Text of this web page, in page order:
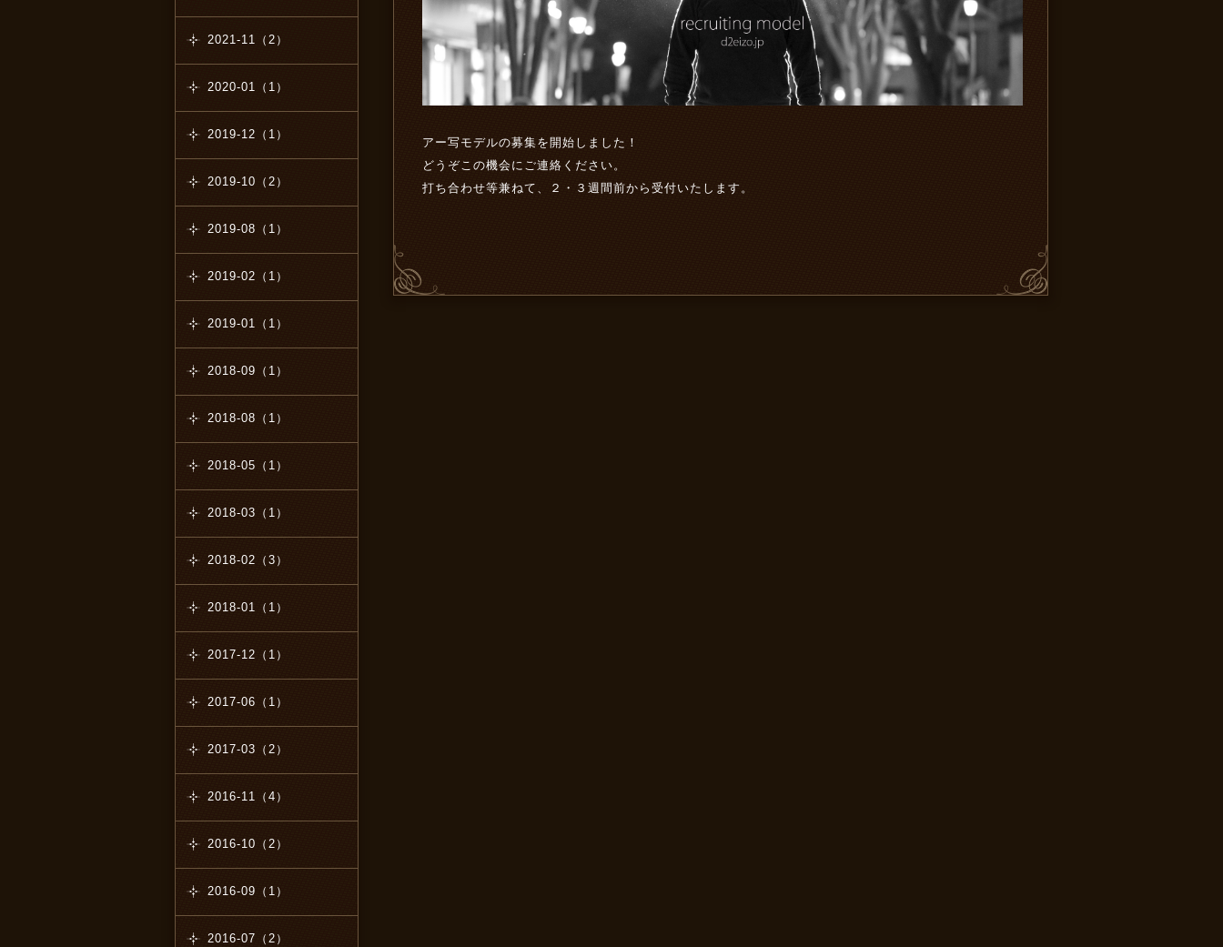
アー写モデルの募集を開始しました！
どうぞこの機会にご連絡ください。
打ち合わせ等兼ねて、２・３週間前から受付いたします。
2021-11（2）
2020-01（1）
2019-12（1）
2019-10（2）
2019-08（1）
2019-02（1）
2019-01（1）
2018-09（1）
2018-08（1）
2018-05（1）
2018-03（1）
2018-02（3）
2018-01（1）
2017-12（1）
2017-06（1）
2017-03（2）
2016-11（4）
2016-10（2）
2016-09（1）
2016-07（2）